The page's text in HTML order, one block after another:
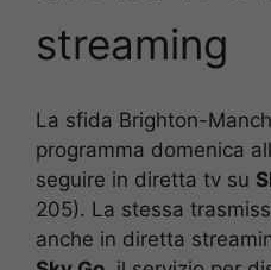
streaming
La sfida Brighton-
programma domenica
seguire in diretta tv su
205). La stessa
anche in diretta